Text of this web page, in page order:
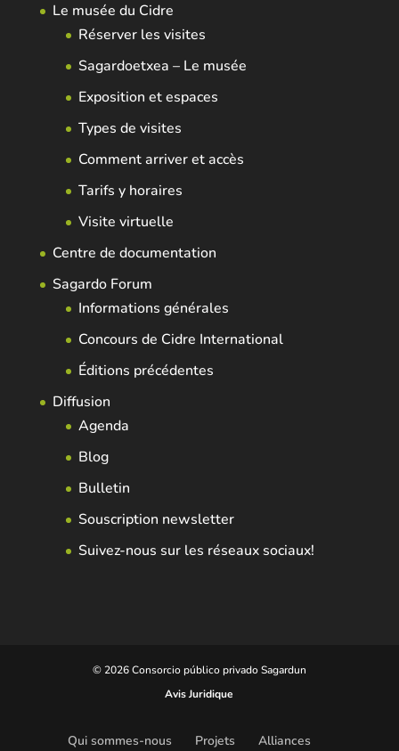
Le musée du Cidre
Réserver les visites
Sagardoetxea – Le musée
Exposition et espaces
Types de visites
Comment arriver et accès
Tarifs y horaires
Visite virtuelle
Centre de documentation
Sagardo Forum
Informations générales
Concours de Cidre International
Éditions précédentes
Diffusion
Agenda
Blog
Bulletin
Souscription newsletter
Suivez-nous sur les réseaux sociaux!
© 2026 Consorcio público privado Sagardun
Avis Juridique
Qui sommes-nous Projets Alliances